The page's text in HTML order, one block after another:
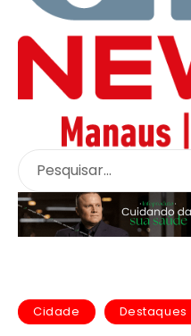
Cidade Destaques